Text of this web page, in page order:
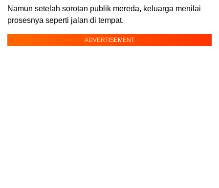
Namun setelah sorotan publik mereda, keluarga menilai
prosesnya seperti jalan di tempat.
ADVERTISEMENT